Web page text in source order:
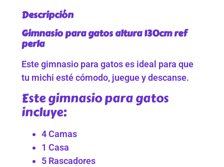
Descripción
Gimnasio para gatos altura 130cm ref
perla
Este gimnasio para gatos es ideal para que
tu michi esté cómodo, juegue y descanse.
Este gimnasio para gatos
incluye:
4 Camas
1 Casa
5 Rascadores